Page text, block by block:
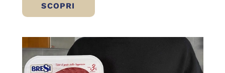
SCOPRI
COSA MANGIARE IN SPIAGGIA: IDEE